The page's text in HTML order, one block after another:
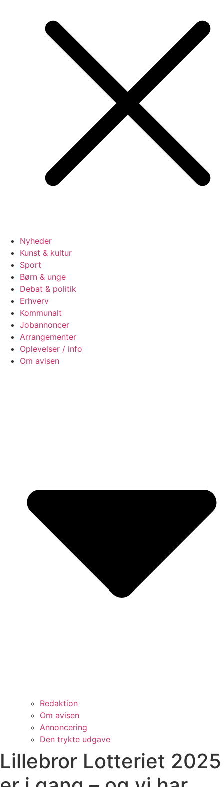
Nyheder
Kunst & kultur
Sport
Børn & unge
Debat & politik
Erhverv
Kommunalt
Jobannoncer
Arrangementer
Oplevelser / info
Om avisen
Redaktion
Om avisen
Annoncering
Den trykte udgave
Lillebror Lotteriet 2025